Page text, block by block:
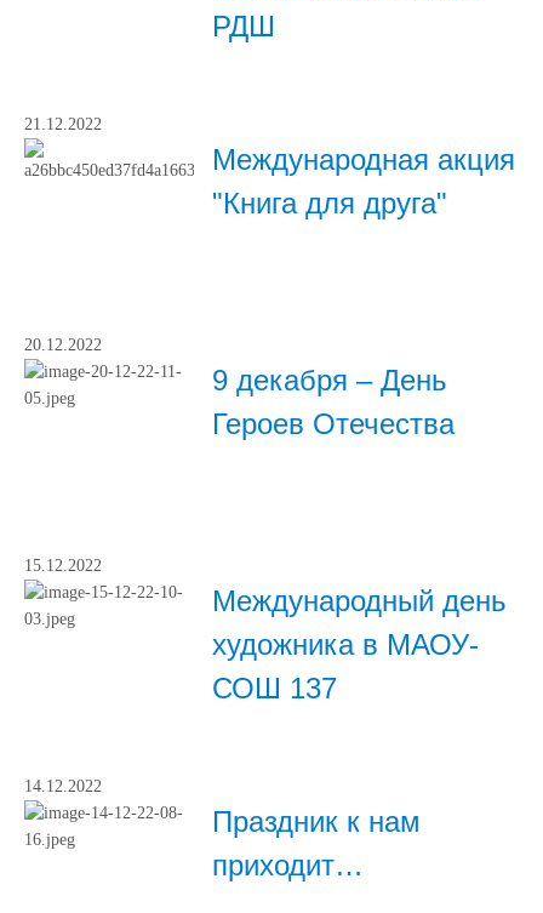
РДШ
21.12.2022
Международная акция
"Книга для друга"
20.12.2022
9 декабря – День
Героев Отечества
15.12.2022
Международный день
художника в МАОУ-
СОШ 137
14.12.2022
Праздник к нам
приходит…